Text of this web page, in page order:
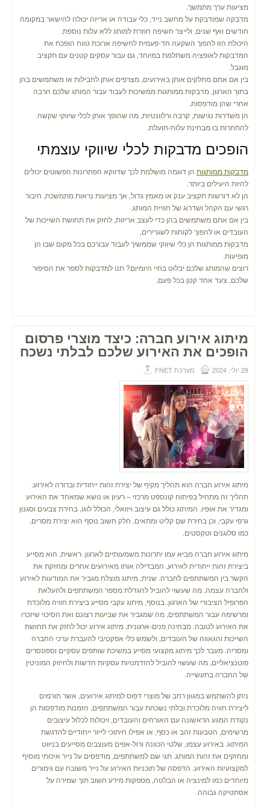
מציעות ערך מתמשך.
מדבקה שמודבקת על מחשב נייד, כלי עבודה או אריזה יכולה להישאר במקומה
חודשים ואף שנים, ולייצר חשיפה חוזרת למותג ללא עלות נוספת.
היכולת הזו להפוך השקעה חד-פעמית לחשיפה ארוכת טווח הופכת את
המדבקות לאופציה משתלמת במיוחד, גם עבור עסקים קטנים עם תקציב
מוגבל.
בין אם אתם מחלקים אותן באירועים, מצרפים אותן לחבילות או משתמשים בהן
בתוך הארגון, מדבקות ממותגות ממשיכות לעבוד עבור המותג שלכם הרבה
אחרי שהן מודפסות.
הן משדרות נגישות, קרבה ורלוונטיות, מה שהופך אותן לכלי שיווקי שקשה
להתחרות בו מבחינת עלות-תועלת.
הופכים מדבקות לכלי שיווקי עוצמתי
מדבקות ממותגות הן דוגמה מושלמת לכך שדווקא הפתרונות הפשוטים יכולים
להיות היעילים ביותר.
הן לא דורשות תקציב ענק או מאמץ גדול, אך מציעות נראות מתמשכת, חיבור
רגשי עם הקהל ושדרוג של חוויית המותג.
בין אם אתם משתמשים בהן כדי לעצב אריזות, לחזק את תחושת השייכות של
העובדים או להפוך לקוחות לשגרירים,
מדבקות ממותגות הן כלי שיווקי שממשיך לעבוד עבורכם בכל מקום שבו הן
מופיעות.
רוצים שהמותג שלכם יבלוט בחיי היומיום? תנו למדבקות לספר את הסיפור
שלכם, צעד אחד קטן בכל פעם.
מיתוג אירוע חברה: כיצד מוצרי פרסום
הופכים את האירוע שלכם לבלתי נשכח
29 יולי, 2024 מערכת FNET
מיתוג אירוע חברה הוא תהליך מקיף של יצירת זהות ייחודית וברורה לאירוע.
תהליך זה מתחיל בפיתוח קונספט מרכזי – רעיון או נושא שמאחד את האירוע
ומגדיר את אופיו. המיתוג כולל גם עיצוב ויזואלי, הכולל לוגו, בחירת צבעים וסגנון
גרפי עקבי, וכן בחירת שם קליט ומתאים. חלק חשוב נוסף הוא יצירת מסרים,
כמו סלוגנים וטקסטים.
מיתוג אירוע חברה מביא עמו יתרונות משמעותיים לארגון. ראשית, הוא מסייע
ביצירת זהות ייחודית לאירוע, המבדילה אותו מאירועים אחרים ומחזקת את
הקשר בין המשתתפים לחברה. שנית, מיתוג מוצלח מגביר את המודעות לאירוע
ולחברה עצמה, מה שעשוי להוביל להגדלת מספר המשתתפים ולהעלאת
הפרופיל הציבורי של הארגון. בנוסף, מיתוג עקבי מסייע ביצירת חוויה מלוכדת
ומרשימה עבור המשתתפים, מה שמגביר את שביעות רצונם ואת הסיכוי שיזכרו
את האירוע לטובה. מבחינה פנים-ארגונית, מיתוג אירוע יכול לחזק את תחושת
השייכות והגאווה של העובדים, ולשמש כלי אפקטיבי להעברת ערכי החברה
ומסריה. מעבר לכך מיתוג מקצועי מסייע במשיכת שותפים עסקיים וספונסרים
פוטנציאליים, מה שעשוי להוביל להזדמנויות עסקיות חדשות ולחיזוק המוניטין
של החברה בתעשייה.
ניתן להשתמש במגוון רחב של מוצרי דפוס למיתוג אירועים, אשר תורמים
ליצירת חוויה מלוכדת ובלתי נשכחת עבור המשתתפים. הזמנות מודפסות הן
נקודת המגע הראשונה עם האורחים והעובדים, ויכולות לכלול עיצובים
מרשימים, הטבעות זהב או כסף, או אפילו חיתוכי לייזר ייחודיים להדגשת
המיתוג. באירוע עצמו, שלטי הכוונה ורול-אפים מעוצבים מסייעים בניווט
ומחזקים את זהות המותג. תגי שם למשתתפים, מודפסים על נייר איכותי מוסיף
למקצועיות האירוע. הדפסה של תוכניות האירוע על נייר משובח עם גימורים
מיוחדים כמו למינציה או הבלטה, מספקות מידע חשוב תוך שמירה על
אסתטיקה גבוהה.